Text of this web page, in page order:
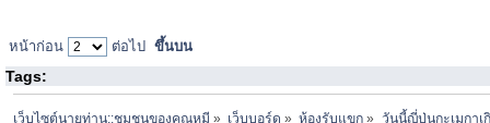
หน้าก่อน ต่อไป ขึ้นบน
Tags:
เว็บไซต์นายท่าน::ชุมชนของคุณหมี » เว็บบอร์ด » ห้องรับแขก » วันนี้ญี่ปุ่นกะเมกาเ